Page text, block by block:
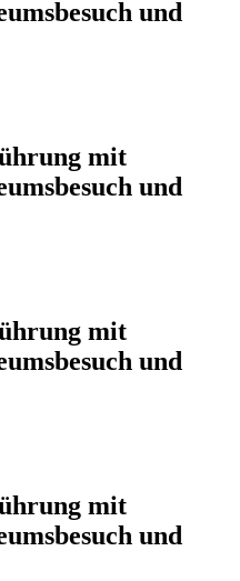
und
mit
und
mit
und
mit
und